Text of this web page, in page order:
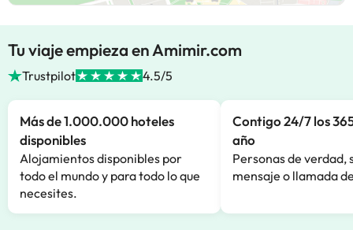
Tu viaje empieza en Amimir.com
Trustpilot 4.5/5
Más de 1.000.000 hoteles
disponibles
Alojamientos disponibles por
todo el mundo y para todo lo que
necesites.
Contigo 24/7 los
año
Personas de verdad,
mensaje o llamada